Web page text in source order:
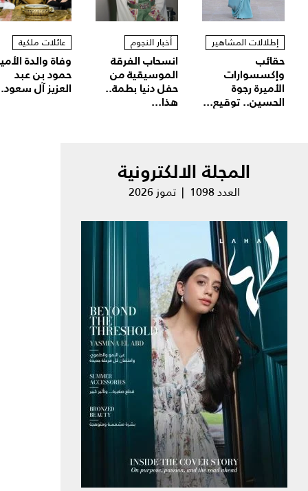
إطلالات المشاهير
حقائب
وإكسسوارات
الأميرة رجوة
الحسين.. توقيع...
أخبار النجوم
انسحاب الفرقة
الموسيقية من
حفل دنيا بطمة..
هذا...
عائلات ملكية
وفاة والدة
حمود بن عبد
العزيز آل
المجلة الالكترونية
العدد 1098 | تموز 2026